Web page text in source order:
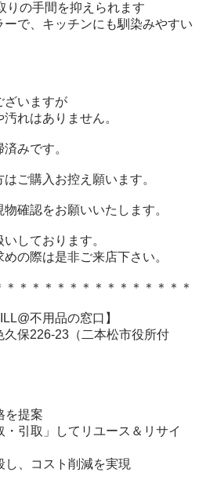
りの手間を抑えられます
ーで、キッチンにも馴染みやすい
ざいますが
れはありません。
みです。
ご購入お控え願います。
確認をお願いいたします。
しております。
の際は是非ご来店下さい。
＊＊＊＊＊＊＊＊＊＊＊＊＊＊
不用品の窓口】
保226-23（二本松市役所付
を提案
引取」してリユース＆リサイ
、コスト削減を実現